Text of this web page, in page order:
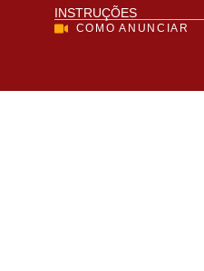
INSTRUÇÕES
COMO ANUNCIAR